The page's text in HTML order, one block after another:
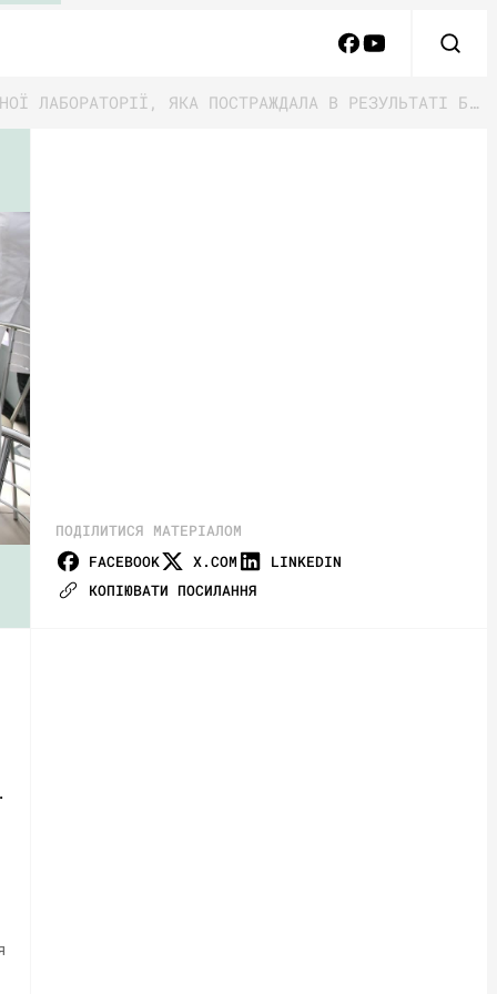
ЧЕРНІГІВСЬКА ОБЛАСНА ЛІКАРНЯ ПРОСИТЬ 23,4 МЛН ГРН ПРОЄКТУ UNITED24 НА РЕМОНТ БАКТЕРІОЛОГІЧНОЇ ЛАБОРАТОРІЇ, ЯКА ПОСТРАЖДАЛА В РЕЗУЛЬТАТІ БОЙОВИХ ДІЙ
ПОДІЛИТИСЯ МАТЕРІАЛОМ
FACEBOOK
X.COM
LINKEDIN
КОПІЮВАТИ ПОСИЛАННЯ